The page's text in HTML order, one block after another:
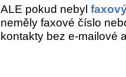
ALE pokud nebyl
neměly faxové číslo
kontakty bez e-mailové